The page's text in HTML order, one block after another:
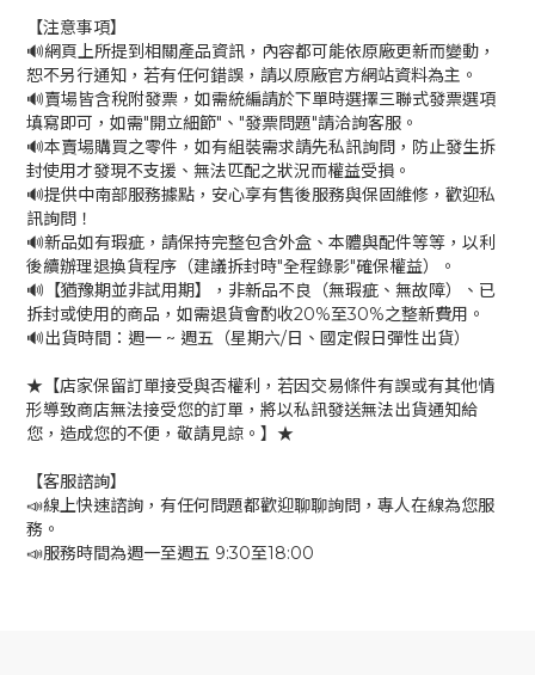
【注意事項】
🔊網頁上所提到相關產品資訊，內容都可能依原廠更新而變動，
恕不另行通知，若有任何錯誤，請以原廠官方網站資料為主。
🔊賣場皆含稅附發票，如需統編請於下單時選擇三聯式發票選項
填寫即可，如需"開立細節"、"發票問題"請洽詢客服。
🔊本賣場購買之零件，如有組裝需求請先私訊詢問，防止發生拆
封使用才發現不支援、無法匹配之狀況而權益受損。
🔊提供中南部服務據點，安心享有售後服務與保固維修，歡迎私
訊詢問！
🔊新品如有瑕疵，請保持完整包含外盒、本體與配件等等，以利
後續辦理退換貨程序（建議拆封時"全程錄影"確保權益）。
🔊【猶豫期並非試用期】，非新品不良（無瑕疵、無故障）、已
拆封或使用的商品，如需退貨會酌收20%至30%之整新費用。
🔊出貨時間：週一 ~ 週五（星期六/日、國定假日彈性出貨）
★【店家保留訂單接受與否權利，若因交易條件有誤或有其他情
形導致商店無法接受您的訂單，將以私訊發送無法出貨通知給
您，造成您的不便，敬請見諒。】★
【客服諮詢】
📣線上快速諮詢，有任何問題都歡迎聊聊詢問，專人在線為您服
務。
📣服務時間為週一至週五 9:30至18:00